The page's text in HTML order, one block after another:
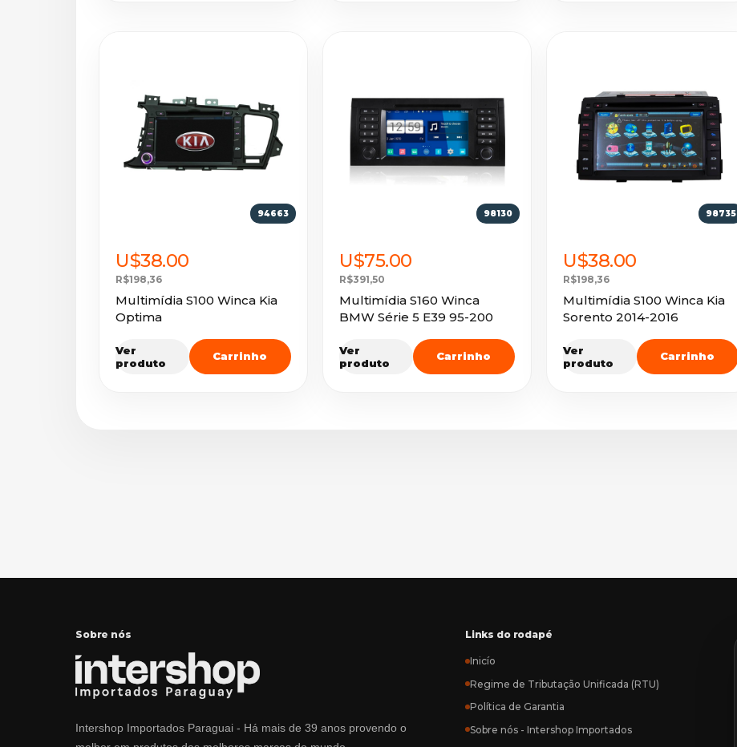
94663
U$38.00
R$198,36
Multimídia S100 Winca Kia
Optima
Ver
produto
Carrinho
98130
U$75.00
R$391,50
Multimídia S160 Winca
BMW Série 5 E39 95-200
Ver
produto
Carrinho
98735
U$38.00
R$198,36
Multimídia S100 Winca Kia
Sorento 2014-2016
Ver
produto
Carrinho
Sobre nós
Intershop Importados Paraguai - Há mais de 39 anos provendo o
Links do rodapé
Inicío
Regime de Tributação Unificada (RTU)
Política de Garantia
Sobre nós - Intershop Importados